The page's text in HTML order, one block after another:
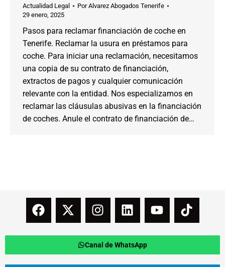
Actualidad Legal PorAlvarez Abogados Tenerife
29 enero, 2025
Pasos para reclamar financiación de coche en
Tenerife. Reclamar la usura en préstamos para
coche. Para iniciar una reclamación, necesitamos
una copia de su contrato de financiación,
extractos de pagos y cualquier comunicación
relevante con la entidad. Nos especializamos en
reclamar las cláusulas abusivas en la financiación
de coches. Anule el contrato de financiación de…
Canal de WhatsApp